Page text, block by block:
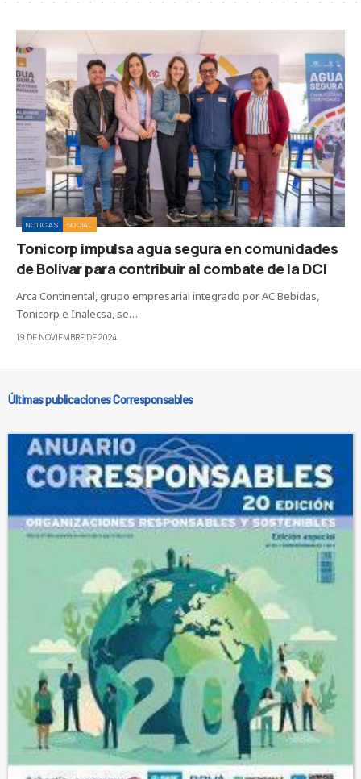
NOTICIAS SOCIAL
Tonicorp impulsa agua segura en comunidades
de Bolivar para contribuir al combate de la DCI
Arca Continental, grupo empresarial integrado por AC Bebidas,
Tonicorp e Inalecsa, se…
19 DE NOVIEMBRE DE 2024
Últimas publicaciones Corresponsables